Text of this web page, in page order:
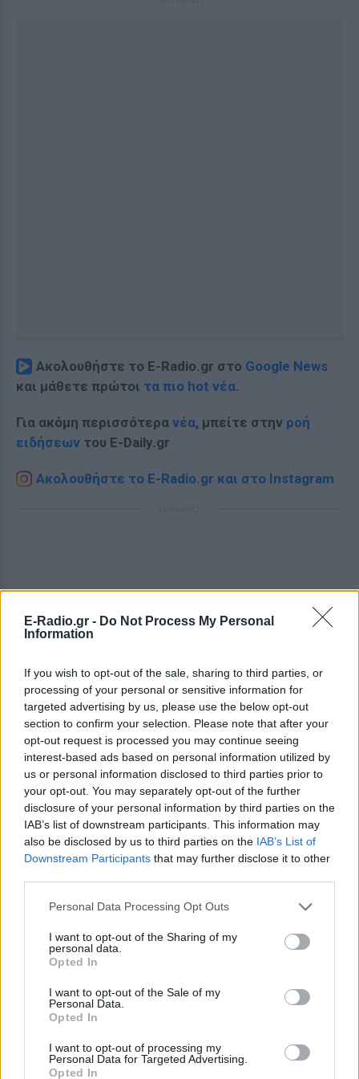
E-Radio.gr - Do Not Process My Personal
Information
If you wish to opt-out of the sale, sharing to third parties, or
processing of your personal or sensitive information for
targeted advertising by us, please use the below opt-out
section to confirm your selection. Please note that after your
opt-out request is processed you may continue seeing
interest-based ads based on personal information utilized by
us or personal information disclosed to third parties prior to
your opt-out. You may separately opt-out of the further
disclosure of your personal information by third parties on the
IAB’s list of downstream participants. This information may
also be disclosed by us to third parties on the IAB’s List of
Downstream Participants that may further disclose it to other
Personal Data Processing Opt Outs
I want to opt-out of the Sharing of my
personal data.
Opted In
I want to opt-out of the Sale of my
Personal Data.
Opted In
I want to opt-out of processing my
Personal Data for Targeted Advertising.
Opted In
Ακολουθήστε το E-Radio.gr στο Google News
και μάθετε πρώτοι τα πιο hot νέα.
Για ακόμη περισσότερα νέα, μπείτε στην ροή
ειδήσεων του E-Daily.gr
Ακολουθήστε το E-Radio.gr και στο Instagram
ΔΕΙΤΕ ΕΠΙΣΗΣ
ΣΤΗΝ ΙΔΙΑ ΚΑΤΗΓΟΡΙΑ
το κίνητρο» υποστηρίζει ο
συνήγορος του 55χρονου που
καταψύκτη
ΠΡΙΝ 8 ΏΡΕΣ